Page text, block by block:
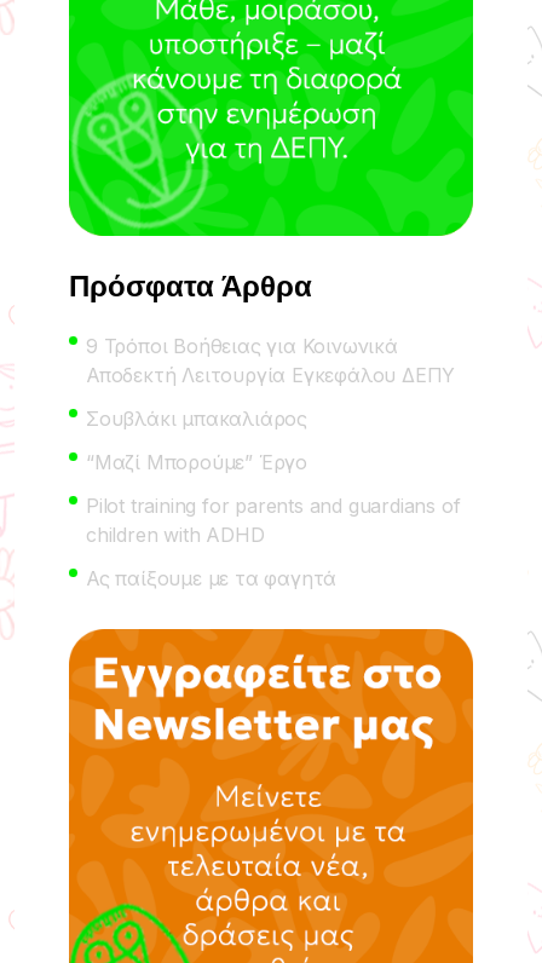
Πρόσφατα Άρθρα
9 Τρόποι Βοήθειας για Κοινωνικά
Αποδεκτή Λειτουργία Εγκεφάλου ΔΕΠΥ
Σουβλάκι μπακαλιάρος
“Μαζί Μπορούμε” Έργο
Pilot training for parents and guardians of
children with ADHD
Ας παίξουμε με τα φαγητά